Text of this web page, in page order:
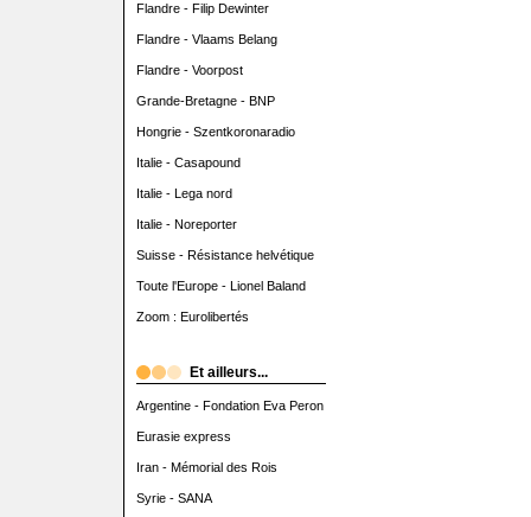
Flandre - Filip Dewinter
Flandre - Vlaams Belang
Flandre - Voorpost
Grande-Bretagne - BNP
Hongrie - Szentkoronaradio
Italie - Casapound
Italie - Lega nord
Italie - Noreporter
Suisse - Résistance helvétique
Toute l'Europe - Lionel Baland
Zoom : Eurolibertés
Et ailleurs...
Argentine - Fondation Eva Peron
Eurasie express
Iran - Mémorial des Rois
Syrie - SANA